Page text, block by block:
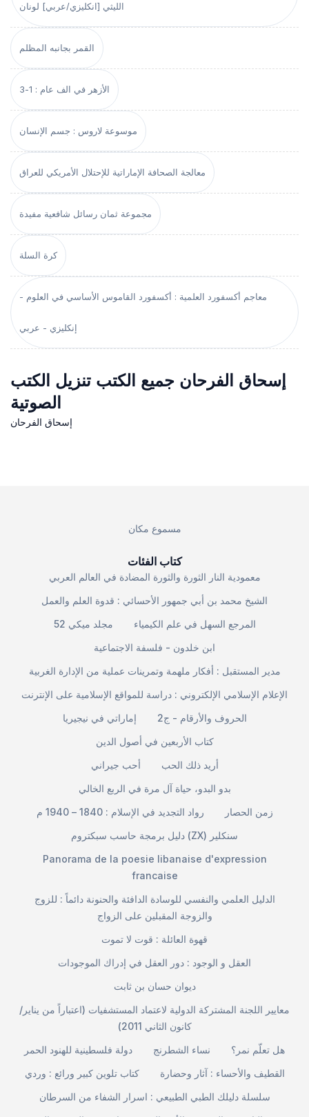
الليثي [انكليزي/عربي] لونان
القمر بجانبه المظلم
الأزهر في الف عام : 1-3
موسوعة لاروس : جسم الإنسان
معالجة الصحافة الإماراتية للإحتلال الأمريكي للعراق
مجموعة ثمان رسائل شافعية مفيدة
كرة السلة
معاجم أكسفورد العلمية : أكسفورد القاموس الأساسي في العلوم -
إنكليزي - عربي
إسحاق الفرحان جميع الكتب تنزيل الكتب
الصوتية
إسحاق الفرحان
مسموع مكان
كتاب الفئات
معمودية النار الثورة والثورة المضادة في العالم العربي
الشيخ محمد بن أبي جمهور الأحسائي : قدوة العلم والعمل
مجلد ميكي 52
المرجع السهل في علم الكيمياء
ابن خلدون - فلسفة الاجتماعية
مدير المستقبل : أفكار ملهمة وتمرينات عملية من الإدارة الغربية
الإعلام الإسلامي الإلكتروني : دراسة للمواقع الإسلامية على الإنترنت
إماراتي في نيجيريا
الحروف والأرقام - ج2
كتاب الأربعين في أصول الدين
أحب جيراني
أريد ذلك الحب
بدو البدو، حياة آل مرة في الربع الخالي
رواد التجديد في الإسلام : 1840 – 1940 م
زمن الحصار
دليل برمجة حاسب سبكتروم (ZX) سنكلير
Panorama de la poesie libanaise d'expression
francaise
الدليل العلمي والنفسي للوسادة الدافئة والحنونة دائماً : للزوج
والزوجة المقبلين على الزواج
قهوة العائلة : قوت لا تموت
العقل و الوجود : دور العقل في إدراك الموجودات
ديوان حسان بن ثابت
معايير اللجنة المشتركة الدولية لاعتماد المستشفيات (اعتباراً من يناير/
كانون الثاني 2011)
دولة فلسطينية للهنود الحمر
نساء الشطرنج
هل تعلّم نمر؟
كتاب تلوين كبير ورائع : وردي
القطيف والأحساء : آثار وحضارة
سلسلة دليلك الطبي الطبيعي : اسرار الشفاء من السرطان